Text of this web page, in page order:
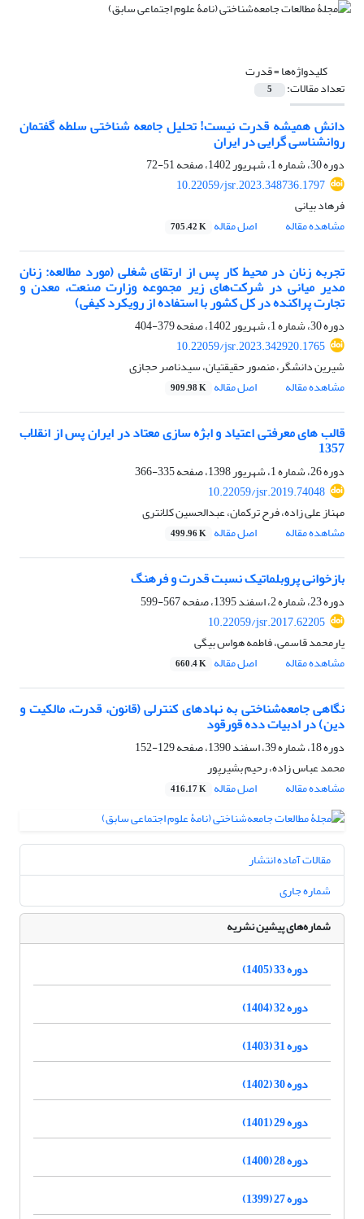
کلیدواژه‌ها =قدرت
تعداد مقالات: 5
دانش همیشه قدرت نیست! تحلیل جامعه شناختی سلطه گفتمان
روانشناسی گرایی در ایران
دوره 30، شماره 1، شهریور 1402، صفحه
51-72
10.22059/jsr.2023.348736.1797
فرهاد بیانی
مشاهده مقاله
اصل مقاله 705.42 K
تجربه زنان در محیط کار پس از ارتقای شغلی (مورد مطالعه: زنان
مدیر میانی در شرکت‌های زیر مجموعه وزارت صنعت، معدن و
تجارت پراکنده در کل کشور با استفاده از رویکرد کیفی)
دوره 30، شماره 1، شهریور 1402، صفحه
379-404
10.22059/jsr.2023.342920.1765
شیرین دانشگر، منصور حقیقتیان، سیدناصر حجازی
مشاهده مقاله
اصل مقاله 909.98 K
قالب های معرفتی اعتیاد و ابژه سازی معتاد در ایران پس از انقلاب
1357
دوره 26، شماره 1، شهریور 1398، صفحه
335-366
10.22059/jsr.2019.74048
مهناز علی زاده، فرح ترکمان، عبدالحسین کلانتری
مشاهده مقاله
اصل مقاله 499.96 K
بازخوانی پروبلماتیک نسبت قدرت و فرهنگ
دوره 23، شماره 2، اسفند 1395، صفحه
567-599
10.22059/jsr.2017.62205
یارمحمد قاسمی، فاطمه هواس بیگی
مشاهده مقاله
اصل مقاله 660.4 K
نگاهی جامعه‌شناختی به نهادهای کنترلی (قانون، قدرت، مالکیت و
دین) در ادبیات دده قورقود
دوره 18، شماره 39، اسفند 1390، صفحه
129-152
محمد عباس زاده، رحیم بشیرپور
مشاهده مقاله
اصل مقاله 416.17 K
مقالات آماده انتشار
شماره جاری
شماره‌های پیشین نشریه
دوره 33 (1405)
دوره 32 (1404)
دوره 31 (1403)
دوره 30 (1402)
دوره 29 (1401)
دوره 28 (1400)
دوره 27 (1399)